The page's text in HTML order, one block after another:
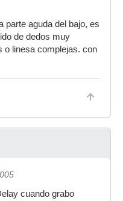
parte aguda del bajo, es
de dedos muy
o linesa complejas. con
cuando grabo